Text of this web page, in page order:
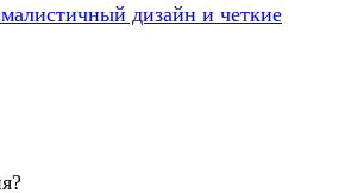
дизайн и четкие